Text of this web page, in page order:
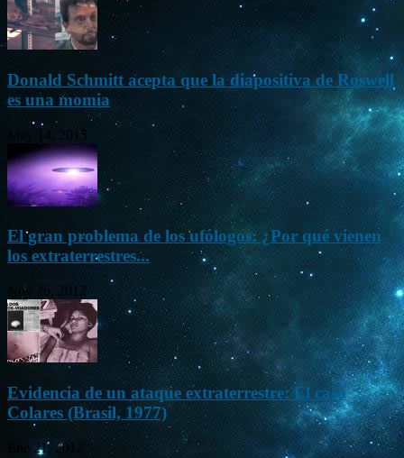
Donald Schmitt acepta que la diapositiva de Roswell
es una momia
May 14, 2015
El gran problema de los ufólogos: ¿Por qué vienen
los extraterrestres...
Nov 26, 2012
Evidencia de un ataque extraterrestre: El caso
Colares (Brasil, 1977)
Ene 21, 2012